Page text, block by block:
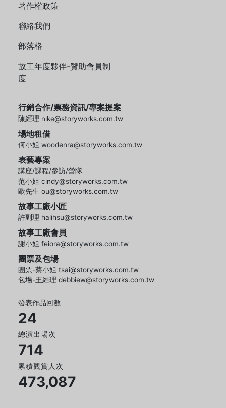
著作權政策
聯絡我們
部落格
故工年度夥伴-贊助會員制
度
行銷合作/票務資訊/專案提案
陳經理 nike@storyworks.com.tw
場地租借
何小姐 woodenra@storyworks.com.tw
表藝專案
講座/課程/參訪/營隊
范小姐 cindy@storyworks.com.tw
歐先生 ou@storyworks.com.tw
故事工廠小匠
許副理 halihsu@storyworks.com.tw
故事工廠會員
謝小姐 feiora@storyworks.com.tw
團票及包場
團票-蔡小姐 tsai@storyworks.com.tw
包場-王經理 debbiew@storyworks.com.tw
發表作品回數
24
總演出場次
714
累積觀賞人次
473,087